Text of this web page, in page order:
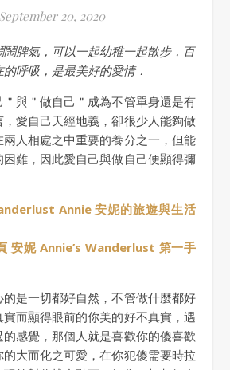
September 20, 2020
呼吸，是最美好的愛情．
與＂做自己＂成為不管單身還是有
愛自己天經地義，卻很少人能夠做
人相處之中重要的養分之一，但能
難，因此愛自己與做自己便顯得彌
Annie 安妮的旅遊與生活
安妮 Annie’s Wanderlust 第一手
是一切都好自然，不管做什麼都好
而顯得眼前的你美的好不真實，遇
的感覺，那個人就是喜歡你的傻喜歡
大而化之可愛，在你犯傻需要時拉